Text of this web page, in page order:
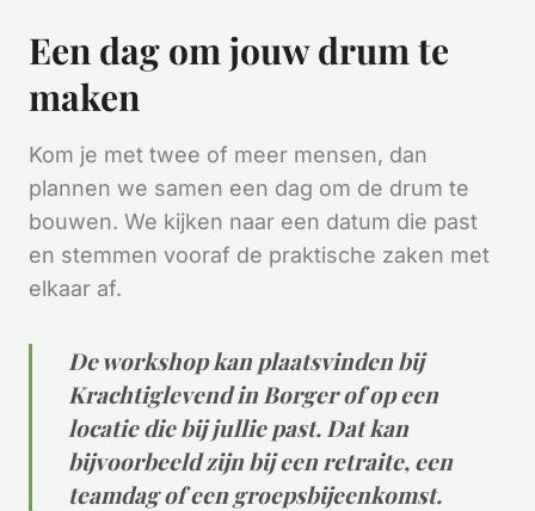
Een dag om jouw drum te
maken
Kom je met twee of meer mensen, dan
plannen we samen een dag om de drum te
bouwen. We kijken naar een datum die past
en stemmen vooraf de praktische zaken met
elkaar af.
De workshop kan plaatsvinden bij
Krachtiglevend in Borger of op een
locatie die bij jullie past. Dat kan
bijvoorbeeld zijn bij een retraite, een
teamdag of een groepsbijeenkomst.